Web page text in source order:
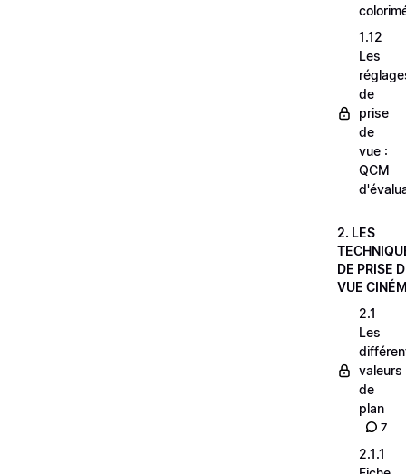
1.12
Les
de
prise
de
vue :
QCM
2. LES
DE PRISE
VUE
2.1
Les
valeurs
de
plan
7
2.1.1